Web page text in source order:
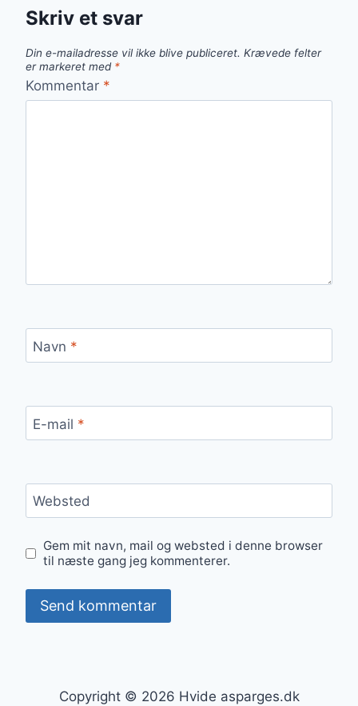
Skriv et svar
Din e-mailadresse vil ikke blive publiceret. Krævede felter
er markeret med *
Kommentar *
Navn *
E-mail *
Websted
Gem mit navn, mail og websted i denne browser
til næste gang jeg kommenterer.
Copyright © 2026 Hvide asparges.dk